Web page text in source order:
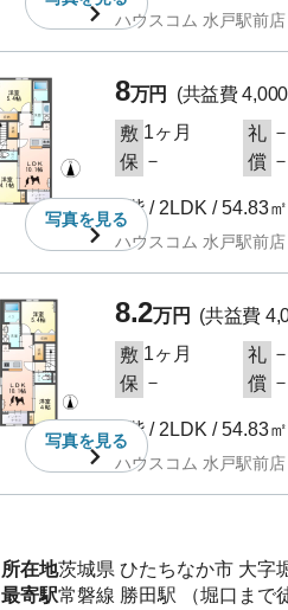
ハウスコム 水戸駅前店
写真を見る
8万円
(共益費
敷 1ヶ月 礼 －
保 － 償 －
2階 / 2LDK / 54.83㎡
ハウスコム 水戸駅前店
写真を見る
8.2万円
(共益費
敷 1ヶ月 礼 －
保 － 償 －
2階 / 2LDK / 54.83㎡
ハウスコム 水戸駅前店
所在地茨城県 ひたちなか市 大字
最寄駅常磐線 勝田駅 （堀口まで